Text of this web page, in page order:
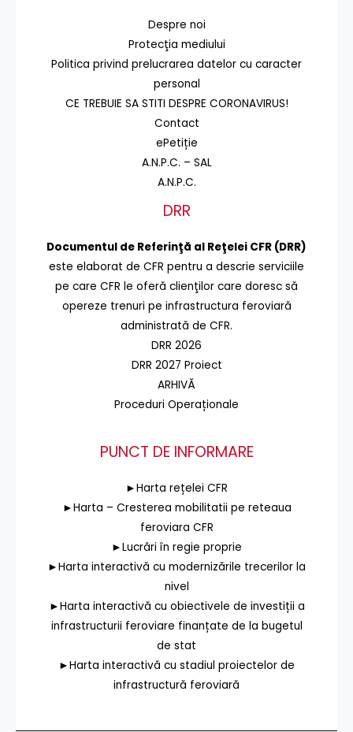
Despre noi
Protecţia mediului
Politica privind prelucrarea datelor cu caracter
personal
CE TREBUIE SA STITI DESPRE CORONAVIRUS!
Contact
ePetiție
A.N.P.C. – SAL
A.N.P.C.
DRR
Documentul de Referinţă al Reţelei CFR (DRR)
este elaborat de CFR pentru a descrie serviciile
pe care CFR le oferă clienţilor care doresc să
opereze trenuri pe infrastructura feroviară
administrată de CFR.
DRR 2026
DRR 2027 Proiect
ARHIVĂ
Proceduri Operaționale
PUNCT DE INFORMARE
►Harta rețelei CFR
►Harta – Cresterea mobilitatii pe reteaua
feroviara CFR
►Lucrări în regie proprie
►Harta interactivă cu modernizările trecerilor la
nivel
►Harta interactivă cu obiectivele de investiții a
infrastructurii feroviare finanțate de la bugetul
de stat
►Harta interactivă cu stadiul proiectelor de
infrastructură feroviară